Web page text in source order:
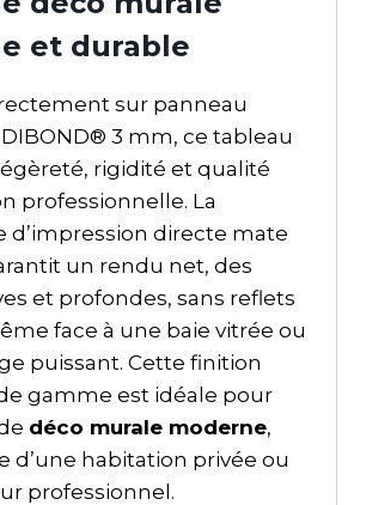
et durable
sur panneau
3 mm, ce tableau
rigidité et qualité
professionnelle. La
d’impression directe mate
un rendu net, des
et profondes, sans reflets
face à une baie vitrée ou
puissant. Cette finition
gamme est idéale pour
déco murale moderne,
d’une habitation privée ou
professionnel.